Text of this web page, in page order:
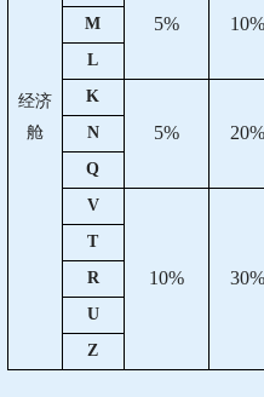
经济
舱
5% 10%
M
L
K
5% 20%
N
Q
V
10% 30%
T
R
U
Z